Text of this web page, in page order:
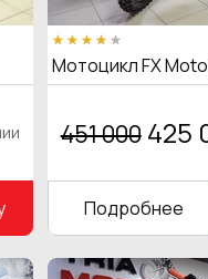
Мотоцикл FX
451 000 425
Подробнее